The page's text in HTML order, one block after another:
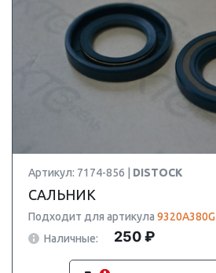
Артикул: 7174-856 | DISTOCK
САЛЬНИК
Подходит для артикула 9320A380G
Наличные:
250 ₽